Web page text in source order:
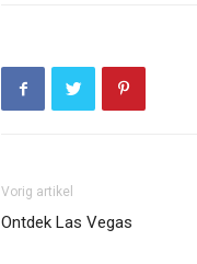
Vorig artikel
Ontdek Las Vegas